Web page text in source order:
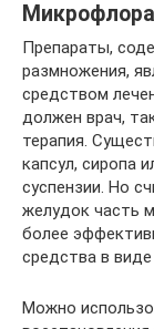
Препараты,
размножения,
средством
должен врач,
терапия.
капсул, сиропа
суспензии. Но
желудок часть
более
средства в
Можно